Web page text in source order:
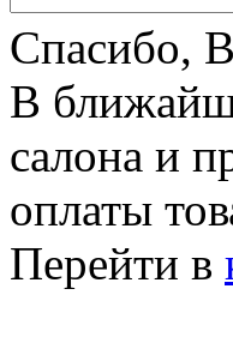
Спасибо,
В
салона и
оплаты
Перейти в